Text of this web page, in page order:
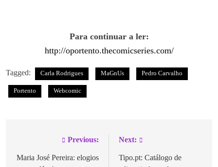
Para continuar a ler:
http://oportento.thecomicseries.com/
Tagged: Carla Rodrigues MaGnUs Pedro Carvalho
Portento Webcomic
Previous:
Maria José Pereira: elogios
Next:
Tipo.pt: Catálogo de